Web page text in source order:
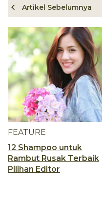
FEATURE
12 Shampoo untuk
Rambut Rusak Terbaik
Pilihan Editor
Artikel Sebelumnya